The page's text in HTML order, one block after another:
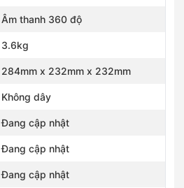
Âm thanh 360 độ
3.6kg
284mm x 232mm x 232mm
Không dây
Đang cập nhật
Đang cập nhật
Đang cập nhật